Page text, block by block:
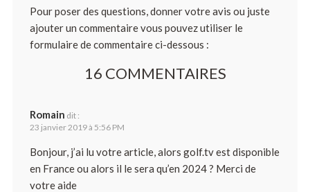
Pour poser des questions, donner votre avis ou juste
ajouter un commentaire vous pouvez utiliser le
formulaire de commentaire ci-dessous :
16 COMMENTAIRES
Romain dit :
23 janvier 2019 à 5:56 PM
Bonjour, j’ai lu votre article, alors golf.tv est disponible
en France ou alors il le sera qu’en 2024 ? Merci de
votre aide